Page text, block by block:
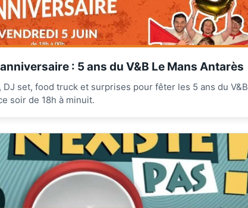
: 5 ans du V&B Le Mans Antarès
DJ set, food truck et surprises pour fêter les 5 ans du V&B
soir de 18h à minuit.